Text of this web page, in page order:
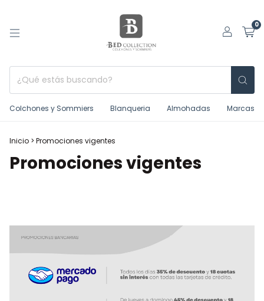
0
Colchones y Sommiers Blanqueria Almohadas Marcas
Inicio > Promociones vigentes
Promociones vigentes